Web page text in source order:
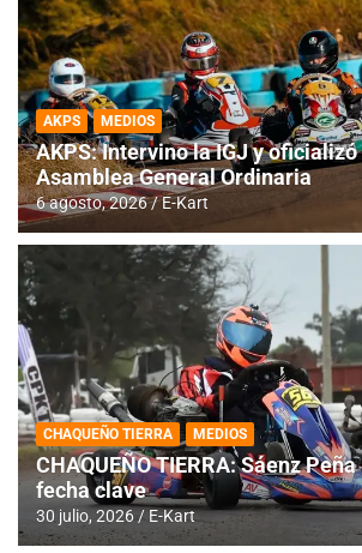
AKPS MEDIOS
AKPS: Intervino la IGJ y
Asamblea General Ordinaria
6 agosto, 2026 E-Kart
CHAQUEÑO TIERRA MEDIOS
CHAQUEÑO TIERRA: Sáenz
fecha clave
30 julio, 2026 E-Kart